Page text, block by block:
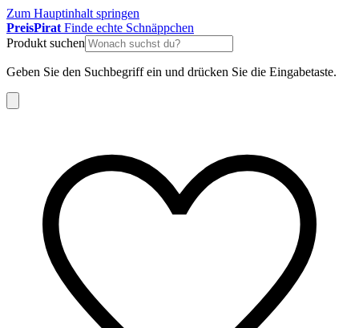
Zum Hauptinhalt springen
PreisPirat Finde echte Schnäppchen
Produkt suchen
Geben Sie den Suchbegriff ein und drücken Sie die Eingabetaste.